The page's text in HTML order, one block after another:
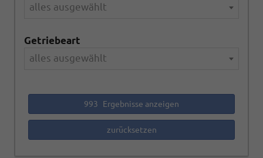
alles ausgewählt
Getriebeart
alles ausgewählt
993 Ergebnisse anzeigen
zurücksetzen